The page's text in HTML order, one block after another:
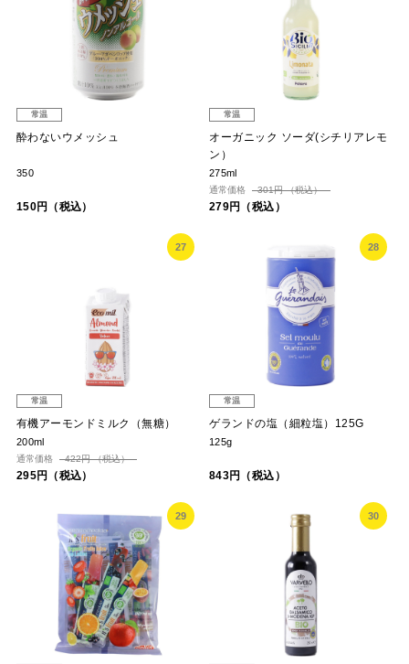
常温
酔わないウメッシュ
350
150円（税込）
常温
オーガニック ソーダ(シチリアレモ
ン）
275ml
通常価格 301円 （税込）
279円（税込）
27
常温
有機アーモンドミルク（無糖）
200ml
通常価格 422円 （税込）
295円（税込）
28
常温
ゲランドの塩（細粒塩）125G
125g
843円（税込）
29 30